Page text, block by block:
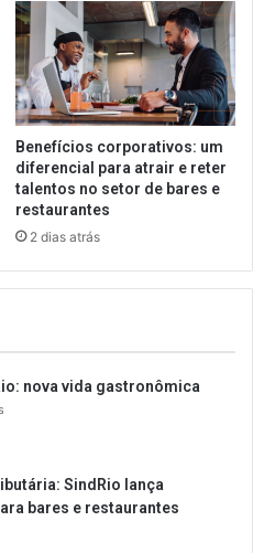
Benefícios corporativos: um
diferencial para atrair e reter
talentos no setor de bares e
restaurantes
2 dias atrás
nova vida gastronômica
SindRio lança
bares e restaurantes